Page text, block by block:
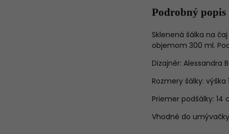
Podrobný popis
Sklenená šálka na
objemom 300 ml.
Dizajnér: Alessandra
Rozmery šálky:
Priemer podšálky: 14
Vhodné do